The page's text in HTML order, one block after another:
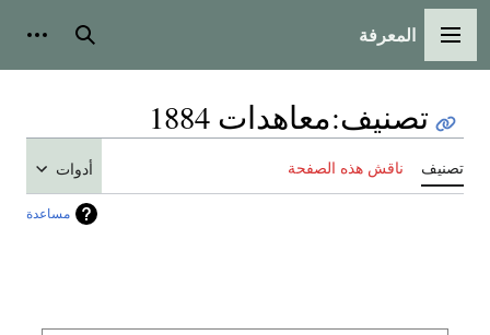
القائمة الرئيسية
المعرفة بحث
تصنيف:معاهدات 1884
تصنيف ناقش هذه الصفحة أدوات
مساعدة